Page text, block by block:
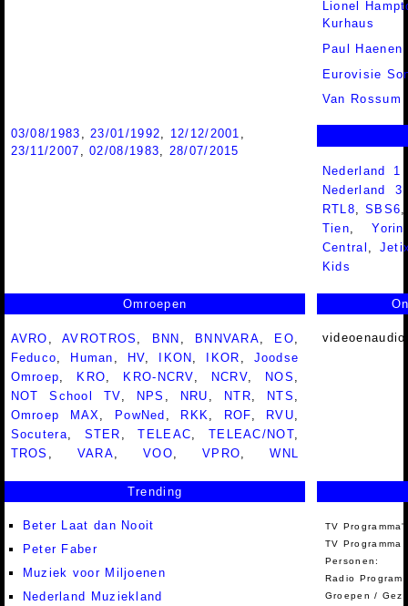
Lionel
Kurhaus
Paul
Eurovisie
Van Rossum
03/08/1983 ,23/01/1992, 12/12/2001 ,
23/11/2007 ,02/08/1983, 28/07/2015
Nederland
Nederland
RTL8 ,SBS6
Tien ,Yorin
Central
Kids
Omroepen
AVRO ,AVROTROS , BNN , BNNVARA, EO,
Feduco, Human , HV, IKON , IKOR , Joodse
Omroep, KRO, KRO-NCRV, NCRV, NOS ,
NOT School TV, NPS , NRU , NTR, NTS ,
Omroep MAX, PowNed , RKK, ROF, RVU,
Socutera, STER ,TELEAC, TELEAC/NOT,
TROS , VARA,VOO,VPRO,WNL
Trending
Beter Laat dan Nooit
Peter Faber
Muziek voor Miljoenen
Nederland Muziekland
TV
TV Programma
Personen:
Radio
Groepen /